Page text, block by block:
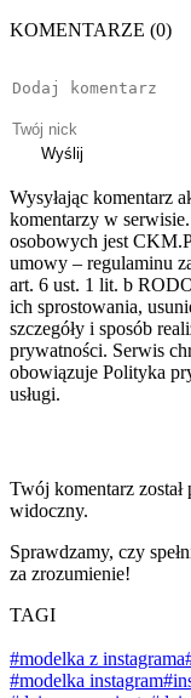
KOMENTARZE (0)
Wyślij
Wysyłając komentarz
komentarzy w
osobowych jest
umowy – regulaminu
art. 6 ust. 1 lit. b
ich sprostowania,
szczegóły i sposób
prywatności. Serwis
obowiązuje Polityka
usługi.
Twój komentarz został
widoczny.
Sprawdzamy, czy
za zrozumienie!
TAGI
#modelka z instagrama
#modelka instagram